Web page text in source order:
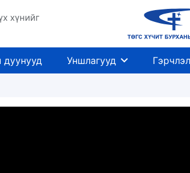
хүнийг
дуунууд Уншлагууд